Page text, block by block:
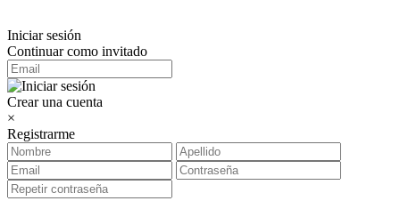
Iniciar sesión
Continuar como invitado
Crear una cuenta
×
Registrarme